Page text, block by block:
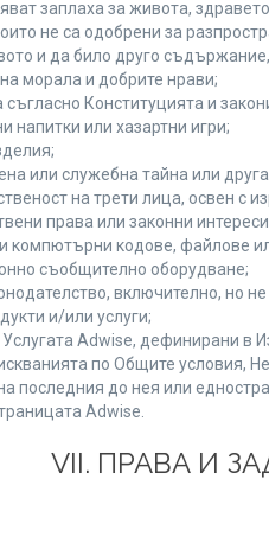
заплаха за живота,
не са одобрени за
и да било друго
морала и добрите нрави;
Конституцията и
напитки или хазартни игри;
или служебна тайна или
на трети лица, освен
права или законни
кодове, файлове
съобщително оборудване;
включително, но
и/или услуги;
Услугата Adwise, дефинирани
по Общите условия,
последния до нея или
Adwise.
VII. ПРАВА И